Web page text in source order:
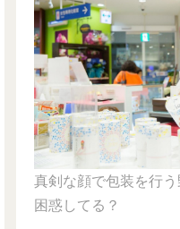
真剣な顔で包装を行
困惑してる？